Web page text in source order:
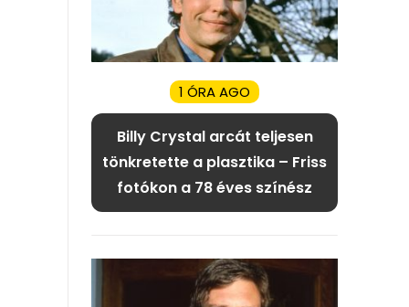
1 ÓRA AGO
Billy Crystal arcát teljesen
tönkretette a plasztika – Friss
fotókon a 78 éves színész